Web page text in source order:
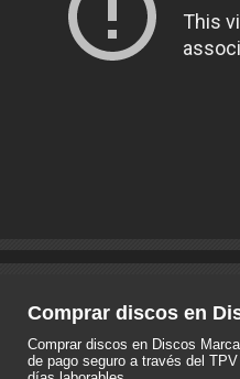
Comprar discos en
Comprar discos en Discos
de pago seguro a través del